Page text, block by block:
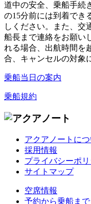
道中の安全、乗船手続
の15分前には到着でき
しください。また、交
船長まで連絡をお願い
れる場合、出航時間を
合、キャンセルの対象
乗船当日の案内
乗船規約
アクアノートにつ
採用情報
プライバシーポ
サイトマップ
空席情報
予約から乗船まで